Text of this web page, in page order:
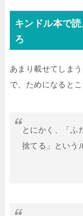
キンドル本で
ろ
あまり載せてしま
で、ためになると
とにかく、「ふ
捨てる」という